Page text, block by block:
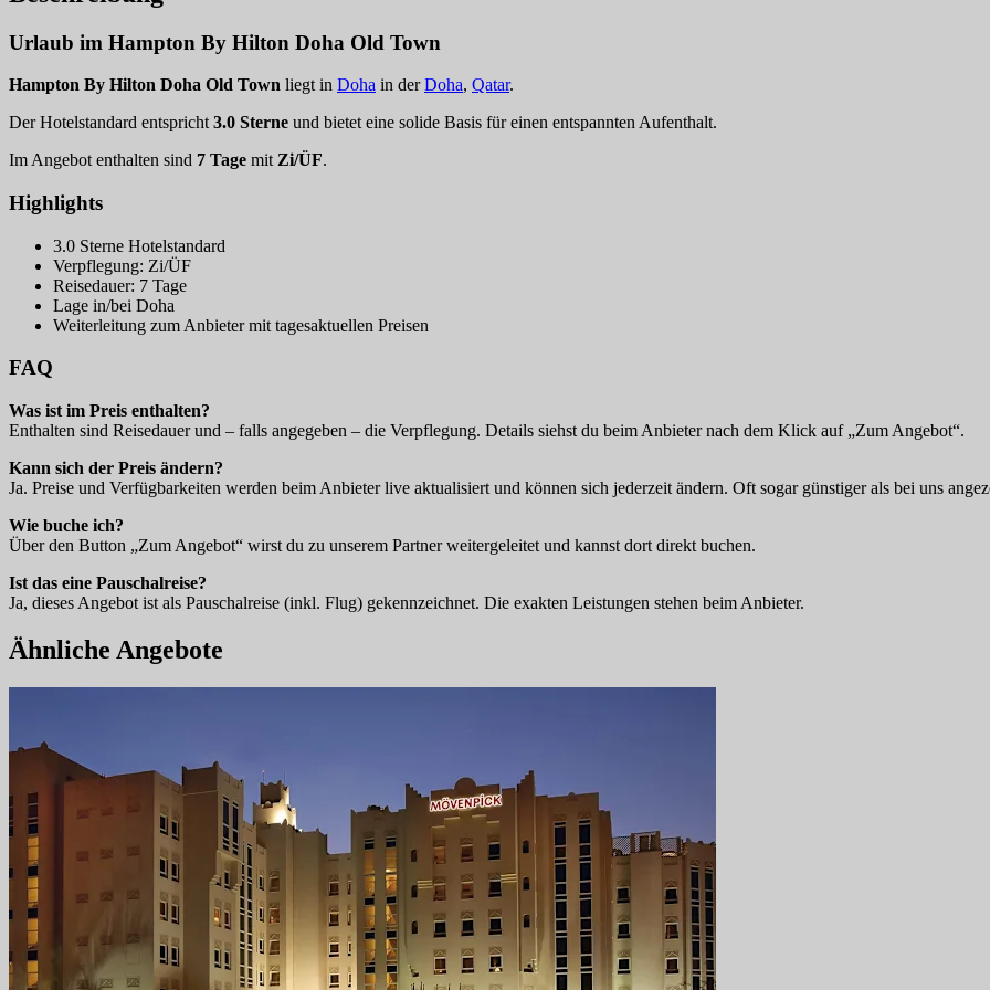
Urlaub im Hampton By Hilton Doha Old Town
Hampton By Hilton Doha Old Town liegt in Doha in derDoha, Qatar.
Der Hotelstandard entspricht 3.0 Sterne und bietet eine solide Basis für einen entspannten Aufenthalt.
Im Angebot enthalten sind 7 Tage mit Zi/ÜF.
Highlights
3.0 Sterne Hotelstandard
Verpflegung: Zi/ÜF
Reisedauer: 7 Tage
Lage in/bei Doha
Weiterleitung zum Anbieter mit tagesaktuellen Preisen
FAQ
Was ist im Preis enthalten?
Enthalten sind Reisedauer und – falls angegeben – die Verpflegung. Details siehst du beim Anbieter nach dem Klick auf „Zum Angebot“.
Kann sich der Preis ändern?
Ja. Preise und Verfügbarkeiten werden beim Anbieter live aktualisiert und können sich jederzeit ändern. Oft sogar günstiger als bei uns
Wie buche ich?
Über den Button „Zum Angebot“ wirst du zu unserem Partner weitergeleitet und kannst dort direkt buchen.
Ist das eine Pauschalreise?
Ja, dieses Angebot ist als Pauschalreise (inkl. Flug) gekennzeichnet. Die exakten Leistungen stehen beim Anbieter.
Ähnliche Angebote